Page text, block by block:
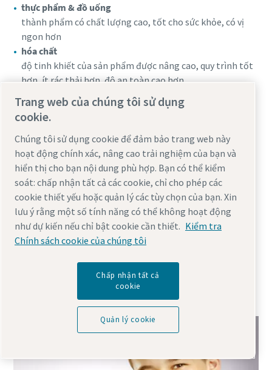
thực phẩm & đồ uống
thành phẩm có chất lượng cao, tốt cho sức khỏe, có vị
ngon hơn
hóa chất
độ tinh khiết của sản phẩm được nâng cao, quy trình tốt
hơn, ít rác thải hơn, độ an toàn cao hơn
hệ thống điều khiển không ngắt quãng và khả năng duy
trì tình trạng siêu sạch là những điều kiện thiết yếu để
mang lại chất lượng cao cho sản phẩm
dầu khí và khí đốt
quy trình và hệ thống điều khiển không sự cố, độ an toàn
được nâng cấp, đảm bảo và sản phẩm cuối có chất lượng
cao hơn
dệt may
sản xuất hiệu quả hơn, chi phí sửa chữa và bảo trì giảm,
chất lượng hàng dệt may được cải thiện, lượng rác thải
sản phẩm tinh khiết, giảm rủi ro bị nhiễm bần, quy trình
hiệu quả hơn, lượng rác thải giảm
Trang web của chúng tôi sử dụng
cookie.
Chúng tôi sử dụng cookie để đảm bảo trang web này
hoạt động chính xác, nâng cao trải nghiệm của bạn và
hiển thị cho bạn nội dung phù hợp. Bạn có thể kiểm
soát: chấp nhận tất cả các cookie, chỉ cho phép các
cookie thiết yếu hoặc quản lý các tùy chọn của bạn. Xin
lưu ý rằng một số tính năng có thể không hoạt động
như dự kiến nếu chỉ bật cookie cần thiết. Kiểm tra
Chính sách cookie của chúng tôi
Chấp nhận tất cả
cookie
Quản lý cookie